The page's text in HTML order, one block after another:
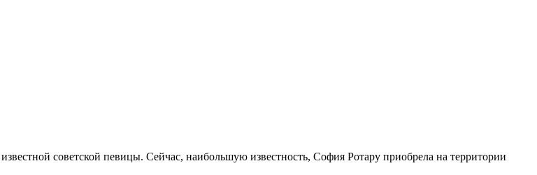
советской певицы. Сейчас, наибольшую известность, София Ротару приобрела на территории